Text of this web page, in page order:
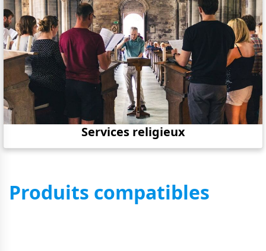
Services religieux
Produits compatibles